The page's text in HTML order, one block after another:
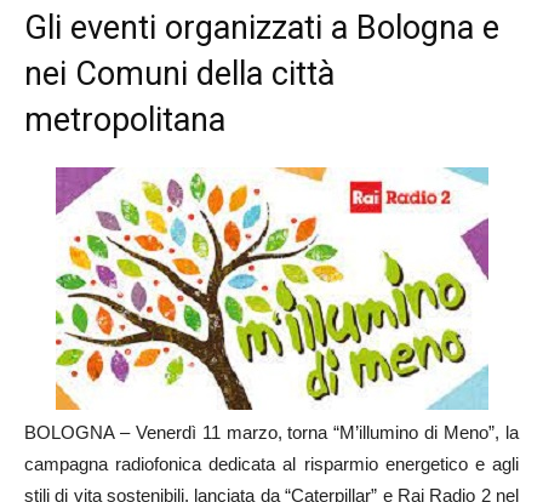
Gli eventi organizzati a Bologna e
nei Comuni della città
metropolitana
BOLOGNA – Venerdì 11 marzo, torna “M’illumino di Meno”, la
campagna radiofonica dedicata al risparmio energetico e agli
stili di vita sostenibili, lanciata da “Caterpillar” e Rai Radio 2 nel